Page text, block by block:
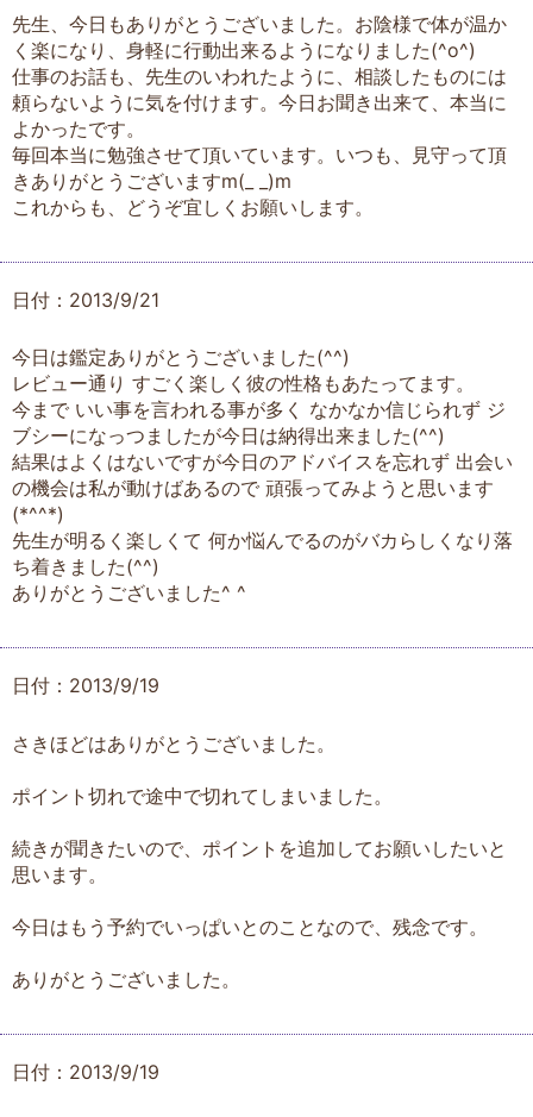
先生、今日もありがとうございました。お陰様で体が温か
く楽になり、身軽に行動出来るようになりました(^o^)
仕事のお話も、先生のいわれたように、相談したものには
頼らないように気を付けます。今日お聞き出来て、本当に
よかったです。
毎回本当に勉強させて頂いています。いつも、見守って頂
きありがとうございますm(_ _)m
これからも、どうぞ宜しくお願いします。
日付：2013/9/21
今日は鑑定ありがとうございました(^^)
レビュー通り すごく楽しく彼の性格もあたってます。
今まで いい事を言われる事が多く なかなか信じられず ジ
ブシーになっつましたが今日は納得出来ました(^^)
結果はよくはないですが今日のアドバイスを忘れず 出会い
の機会は私が動けばあるので 頑張ってみようと思います
(*^^*)
先生が明るく楽しくて 何か悩んでるのがバカらしくなり落
ち着きました(^^)
ありがとうございました^ ^
日付：2013/9/19
さきほどはありがとうございました。
ポイント切れで途中で切れてしまいました。
続きが聞きたいので、ポイントを追加してお願いしたいと
思います。
今日はもう予約でいっぱいとのことなので、残念です。
ありがとうございました。
日付：2013/9/19